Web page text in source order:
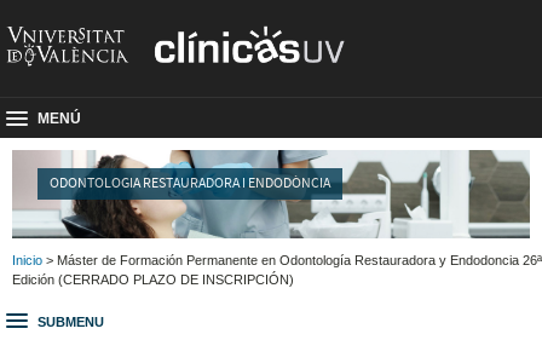
MENÚ
ODONTOLOGIA RESTAURADORA I ENDODÒNCIA
Inicio > Máster de Formación Permanente en Odontología Restauradora y Endodoncia 26ª
Edición (CERRADO PLAZO DE INSCRIPCIÓN)
SUBMENU